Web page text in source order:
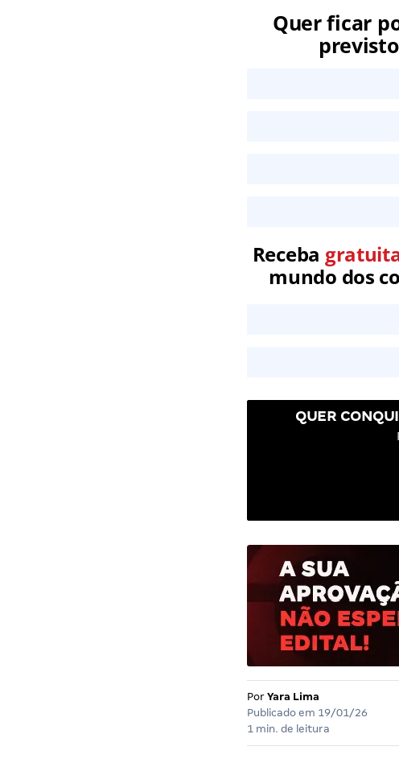
Quer ficar
Receba
mundo dos
QUER
Por Yara Lima
Publicado em 19/01/26
1 min. de leitura